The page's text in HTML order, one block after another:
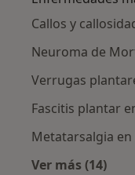
Callos y
Neuroma de
Verrugas
Fascitis plantar
Metatarsalgia
Ver más (14)